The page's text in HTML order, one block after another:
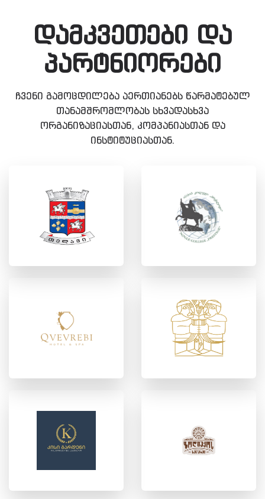
დამკვეთები და
პარტნიორები
ჩვენი გამოცდილება აერთიანებს წარმატებულ
თანამშრომლობას სხვადასხვა
ორგანიზაციასთან, კომპანიასთან და
ინსტიტუციასთან.